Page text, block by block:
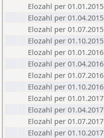
Elozahl per 01.01.2015
Elozahl per 01.04.2015
Elozahl per 01.07.2015
Elozahl per 01.10.2015
Elozahl per 01.01.2016
Elozahl per 01.04.2016
Elozahl per 01.07.2016
Elozahl per 01.10.2016
Elozahl per 01.01.2017
Elozahl per 01.04.2017
Elozahl per 01.07.2017
Elozahl per 01.10.2017